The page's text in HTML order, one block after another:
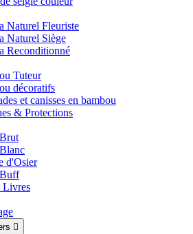
Naturel Fleuriste
Naturel Siège
Reconditionné
Tuteur
décoratifs
et canisses en bambou
& Protections
d'Osier
Livres
